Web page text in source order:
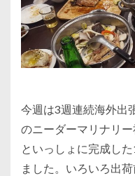
今週は3週連続海外出
のニーダーマリナリ
といっしょに完成し
ました。いろいろ出